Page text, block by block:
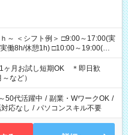
実
働8h/休憩1h) □10:00～19:00(実
実働8h/休憩1h) □12:00～20:00(実
1h) ＊固定OK ＊選べ
月お試し短期OK ＊即日歓
など）
50代活躍中 / 副業・WワークOK /
応なし / パソコンスキル不要